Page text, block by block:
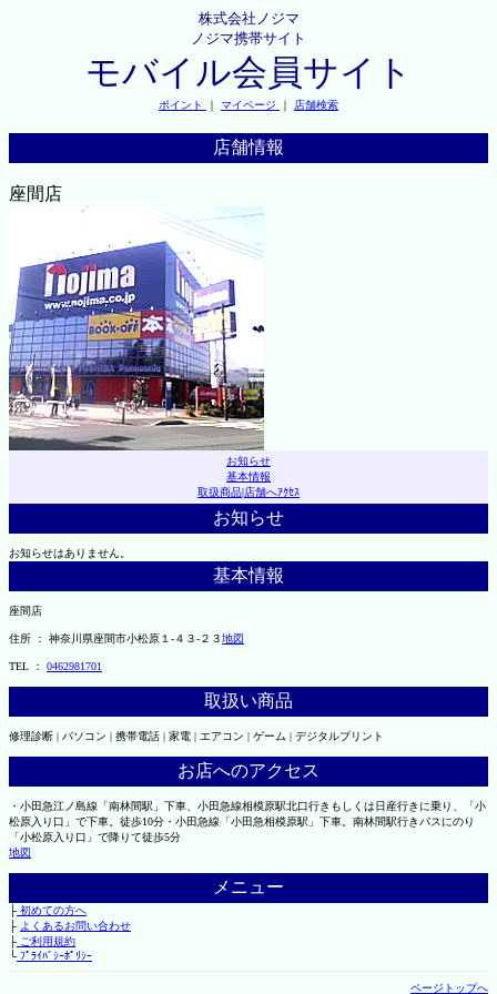
株式会社ノジマ
ノジマ携帯サイト
モバイル会員サイト
ポイント ｜ マイページ ｜ 店舗検索
店舗情報
座間店
お知らせ
基本情報
取扱商品|店舗へｱｸｾｽ
お知らせ
お知らせはありません。
基本情報
座間店
住所 ： 神奈川県座間市小松原１-４３-２３地図
TEL ： 0462981701
取扱い商品
修理診断 | パソコン | 携帯電話 | 家電 | エアコン | ゲーム | デジタルプリント
お店へのアクセス
・小田急江ノ島線「南林間駅」下車、小田急線相模原駅北口行きもしくは日産行きに乗り、「小
松原入り口」で下車。徒歩10分・小田急線「小田急相模原駅」下車。南林間駅行きバスにのり
「小松原入り口」で降りて徒歩5分
地図
メニュー
├初めての方へ
├ よくあるお問い合わせ
├ご利用規約
└ﾌﾟﾗｲﾊﾞｼｰﾎﾟﾘｼｰ
ページトップへ